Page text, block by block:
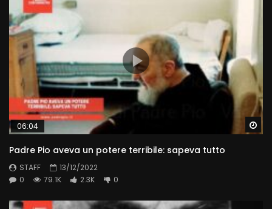
06:04
Padre Pio aveva un potere terribile: sapeva tutto
STAFF
13/12/2022
0
79.1K 2.3K 0